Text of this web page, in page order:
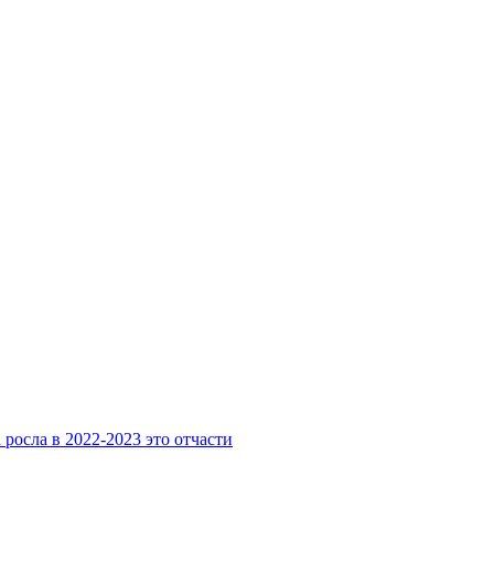
в 2022-2023 это отчасти